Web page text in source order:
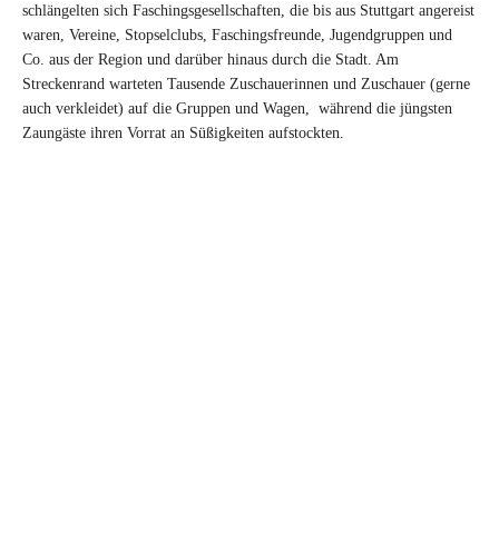
schlängelten sich Faschingsgesellschaften, die bis aus Stuttgart angereist
waren, Vereine, Stopselclubs, Faschingsfreunde, Jugendgruppen und
Co. aus der Region und darüber hinaus durch die Stadt. Am
Streckenrand warteten Tausende Zuschauerinnen und Zuschauer (gerne
auch verkleidet) auf die Gruppen und Wagen, während die jüngsten
Zaungäste ihren Vorrat an Süßigkeiten aufstockten.